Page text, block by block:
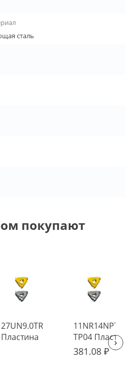
сталь
покупают
27UN9.0TR TP04
Пластина
11NR14NPT
TP04 Пластина
381.08 ₽
›